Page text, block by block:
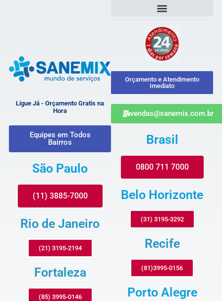
Ligue Já - Orçamento Gratis na
Hora
Equipes em Todos
Bairros
São Paulo
(11) 3885-7000
Rio de Janeiro
(21) 3195-2194
Fortaleza
(85) 3995-0146
Orçamento e Atendimento
Imediato
vendas@sanemix.com.br
Brasil
0800 711 7000
Belo Horizonte
(31) 3195-3292
Recife
(81)3995-0156
Porto Alegre